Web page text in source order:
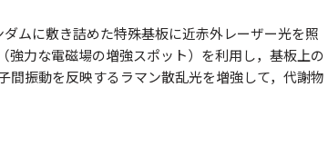
ムに敷き詰めた特殊基板に近赤外レーザー光を照
強力な電磁場の増強スポット）を利用し，基板上の
間振動を反映するラマン散乱光を増強して，代謝物